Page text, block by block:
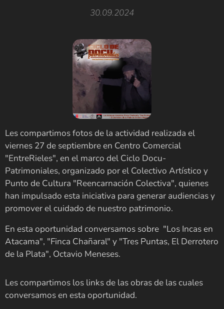
30.09.2024
Les compartimos fotos de la actividad realizada el
viernes 27 de septiembre en Centro Comercial
"EntreRieles", en el marco del Ciclo Docu-
Patrimoniales, organizado por el Colectivo Artístico y
Punto de Cultura "Reencarnación Colectiva", quienes
han impulsado esta iniciativa para generar audiencias y
promover el cuidado de nuestro patrimonio.
En esta oportunidad conversamos sobre "Los Incas en
Atacama", "Finca Chañaral" y "Tres Puntas, El Derrotero
de la Plata", Octavio Meneses.
Les compartimos los links de las obras de las cuales
conversamos en esta oportunidad.